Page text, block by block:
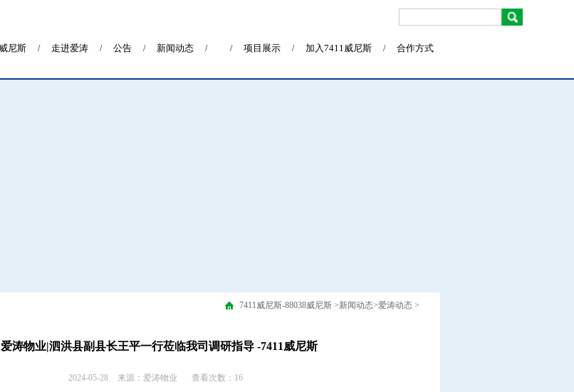
尼斯 / 走进爱涛 / 公告 / 新闻动态 / / 项目展示 / 加入7411威尼斯 / 合作方式
7411威尼斯-88038威尼斯 >新闻动态>爱涛动态 >
爱涛物业|泗洪县副县长王平一行莅临我司调研指导 -7411威尼斯
2024-05-28 来源：爱涛物业 查看次数：16